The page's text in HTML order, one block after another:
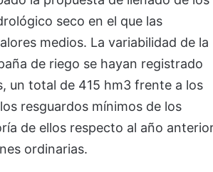
seco en el que las
medios. La variabilidad de la
de riego se hayan registrado
un total de 415 hm3 frente a los
resguardos mínimos de los
de ellos respecto al año
ordinarias.